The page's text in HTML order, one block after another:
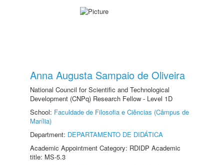
Anna Augusta Sampaio de Oliveira
National Council for Scientific and Technological
Development (CNPq) Research Fellow - Level 1D
School: Faculdade de Filosofia e Ciências (Câmpus de
Marília)
Department: DEPARTAMENTO DE DIDÁTICA
Academic Appointment Category: RDIDP Academic
title: MS-5.3